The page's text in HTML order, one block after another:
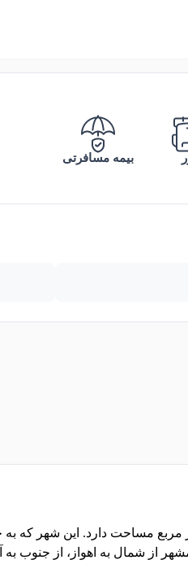
بیمه مسافرتی
استان خوزستان است که در محل تلاقی رودخانه های اروند و کارون قرار گرفته
در سال 1308 صاحب نخستین اسکله خود شد. خرمشهر از